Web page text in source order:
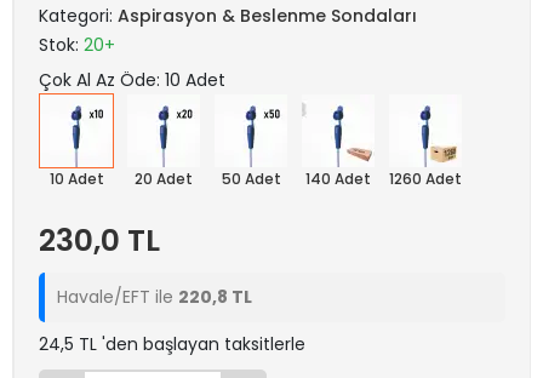
Kategori: Aspirasyon & Beslenme Sondaları
Stok: 20+
Çok Al Az Öde: 10 Adet
10 Adet 20 Adet 50 Adet 140 Adet 1260 Adet
230,0 TL
Havale/EFT ile 220,8 TL
24,5 TL 'den başlayan taksitlerle